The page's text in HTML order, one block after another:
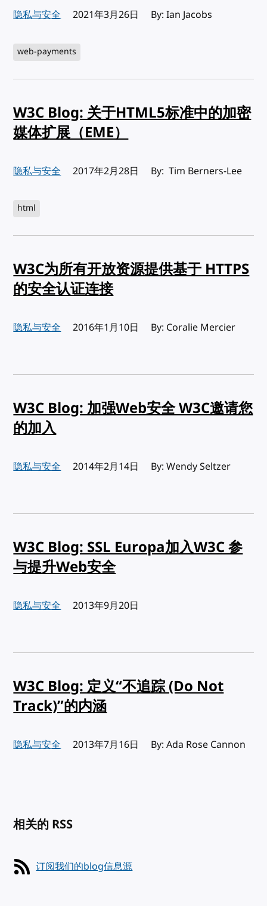
隐私与安全 发布:
2021年3月26日 By: Ian Jacobs
web-payments
W3C Blog: 关于HTML5标准中的加密
媒体扩展（EME）
隐私与安全 发布:
2017年2月28日 By: Tim Berners-Lee
html
W3C为所有开放资源提供基于 HTTPS
的安全认证连接
隐私与安全 发布:
2016年1月10日 By: Coralie Mercier
W3C Blog: 加强Web安全 W3C邀请您
的加入
隐私与安全 发布:
2014年2月14日 By: Wendy Seltzer
W3C Blog: SSL Europa加入W3C 参
与提升Web安全
隐私与安全 发布:
2013年9月20日
W3C Blog: 定义“不追踪 (Do Not
Track)”的内涵
隐私与安全 发布:
2013年7月16日 By: Ada Rose Cannon
相关的 RSS
订阅我们的blog信息源